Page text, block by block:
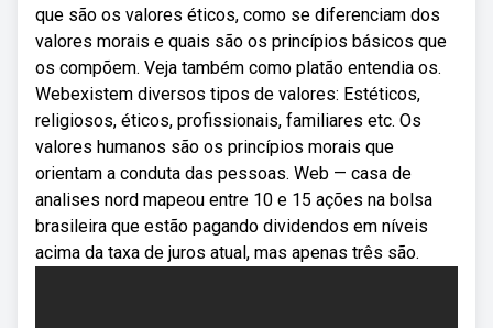
que são os valores éticos, como se diferenciam dos
valores morais e quais são os princípios básicos que
os compõem. Veja também como platão entendia os.
Webexistem diversos tipos de valores: Estéticos,
religiosos, éticos, profissionais, familiares etc. Os
valores humanos são os princípios morais que
orientam a conduta das pessoas. Web — casa de
analises nord mapeou entre 10 e 15 ações na bolsa
brasileira que estão pagando dividendos em níveis
acima da taxa de juros atual, mas apenas três são.